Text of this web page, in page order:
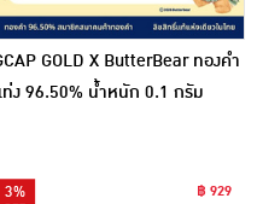
GOLD X ButterBear ทองคำ
ง 96.50% น้ำหนัก 0.1 กรัม
3%
฿ 929